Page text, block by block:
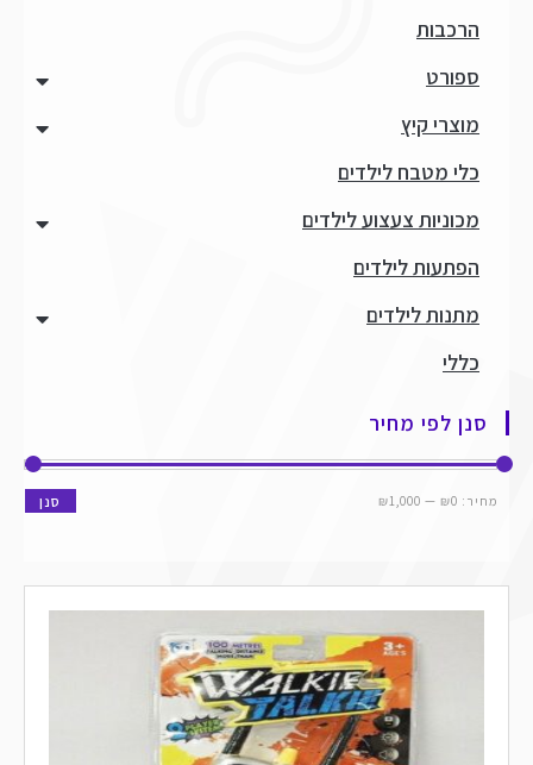
הרכבות
ספורט
מוצרי קיץ
כלי מטבח לילדים
מכוניות צעצוע לילדים
הפתעות לילדים
מתנות לילדים
כללי
סנן לפי מחיר
סנן מחיר: ₪0
—
₪1,000